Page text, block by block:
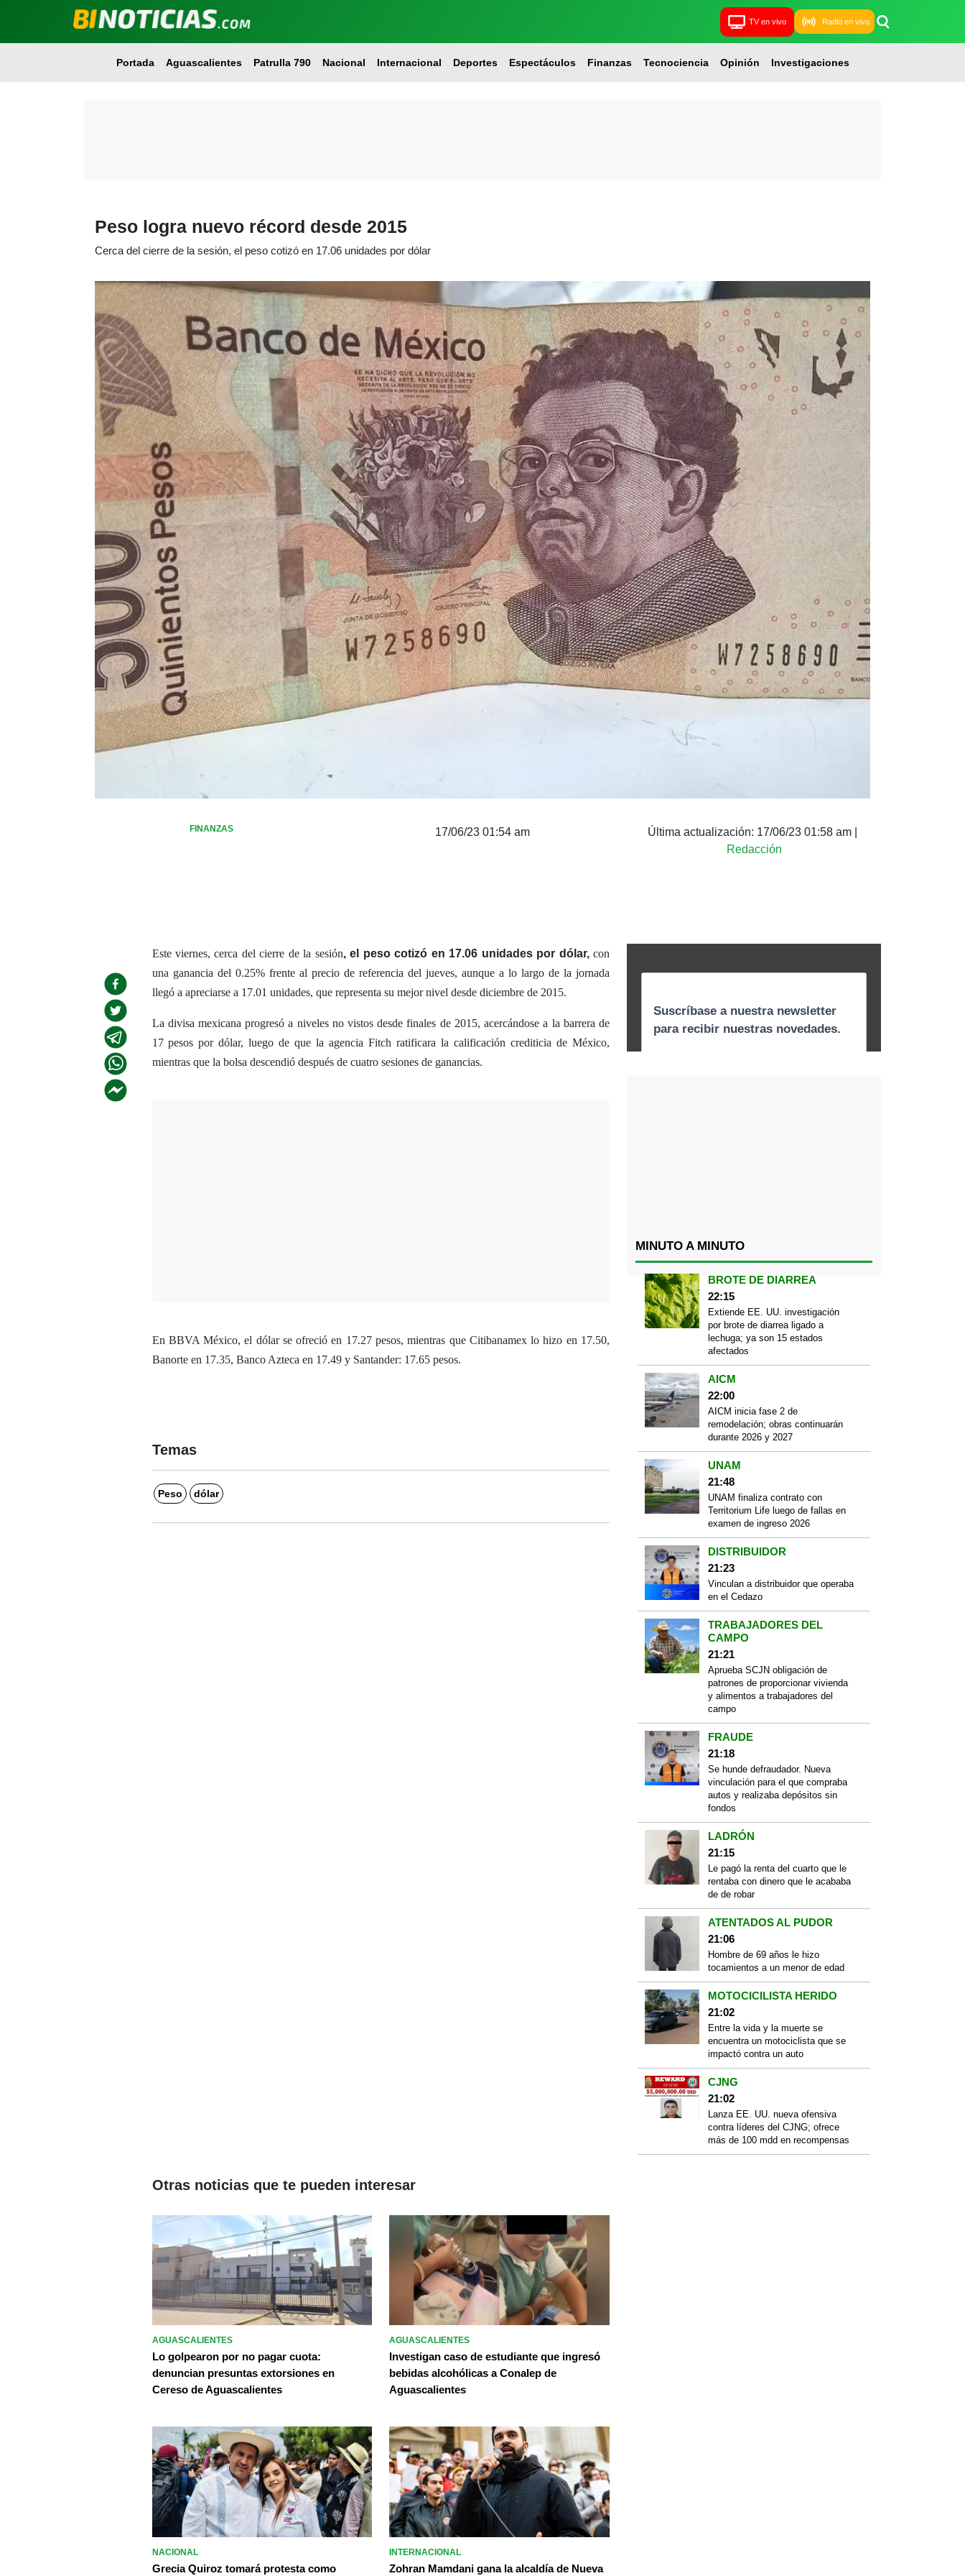
TV en vivo Radio en vivo
Portada Aguascalientes Patrulla 790 Nacional Internacional Deportes Espectáculos Finanzas Tecnociencia Opinión Investigaciones
Peso logra nuevo récord desde 2015
Cerca del cierre de la sesión, el peso cotizó en 17.06 unidades por dólar
FINANZAS 17/06/23 01:54 am Última actualización: 17/06/23 01:58 am
Redacción
Este viernes, cerca del cierre de la sesión, el peso cotizó en 17.06 unidades por dólar,con
una ganancia del 0.25% frente al precio de referencia del jueves, aunque a lo largo de la jornada
llegó a apreciarse a 17.01 unidades, que representa su mejor nivel desde diciembre de 2015.
La divisa mexicana progresó a niveles no vistos desde finales de 2015, acercándose a la barrera de
17 pesos por dólar, luego de que la agencia Fitch ratificara la calificación crediticia de México,
mientras que la bolsa descendió después de cuatro sesiones de ganancias.
En BBVA México, el dólar se ofreció en 17.27 pesos, mientras que Citibanamex lo hizo en 17.50,
Banorte en 17.35, Banco Azteca en 17.49 y Santander: 17.65 pesos.
Temas
Peso dólar
MINUTO A MINUTO
BROTE DE DIARREA
22:15
Extiende EE. UU. investigación
por brote de diarrea ligado a
lechuga; ya son 15 estados
afectados
AICM
22:00
AICM inicia fase 2 de
remodelación; obras continuarán
durante 2026 y 2027
UNAM
21:48
UNAM finaliza contrato con
Territorium Life luego de fallas en
examen de ingreso 2026
DISTRIBUIDOR
21:23
Vinculan a distribuidor que operaba
en el Cedazo
TRABAJADORES DEL
CAMPO
21:21
Aprueba SCJN obligación de
patrones de proporcionar vivienda
y alimentos a trabajadores del
campo
FRAUDE
21:18
Se hunde defraudador. Nueva
vinculación para el que compraba
autos y realizaba depósitos sin
fondos
LADRÓN
21:15
Le pagó la renta del cuarto que le
rentaba con dinero que le acababa
de de robar
ATENTADOS AL PUDOR
21:06
Hombre de 69 años le hizo
tocamientos a un menor de edad
MOTOCICILISTA HERIDO
21:02
Entre la vida y la muerte se
encuentra un motociclista que se
impactó contra un auto
CJNG
21:02
Lanza EE. UU. nueva ofensiva
contra líderes del CJNG; ofrece
más de 100 mdd en recompensas
Otras noticias que te pueden interesar
AGUASCALIENTES
Lo golpearon por no pagar cuota:
denuncian presuntas extorsiones en
Cereso de Aguascalientes
AGUASCALIENTES
Investigan caso de estudiante que ingresó
bebidas alcohólicas a Conalep de
Aguascalientes
NACIONAL
Grecia Quiroz tomará protesta como
INTERNACIONAL
Zohran Mamdani gana la alcaldía de Nueva